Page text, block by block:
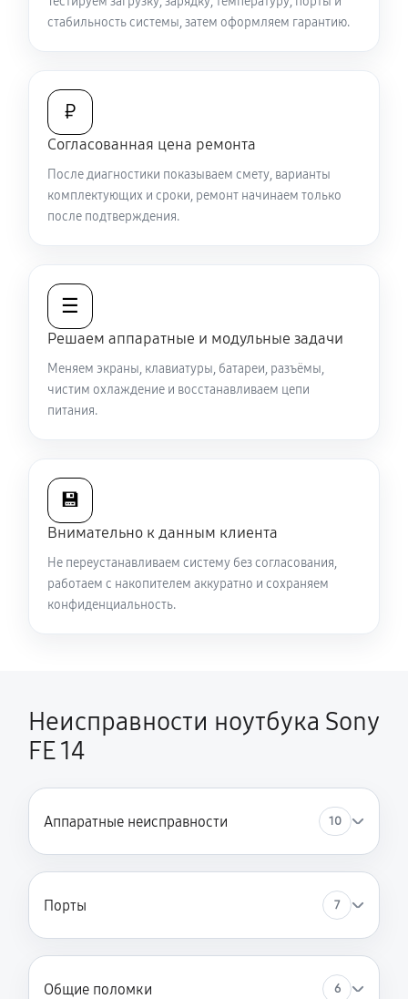
Замена видеочипа ноутбука Sony FE 14
Настройка BIOS ноутбука Sony FE 14
Замена разъема HDMI ноутбука Sony FE 14
540 руб 60 минут
Настройка ОС ноутбука Sony FE 14
1040 руб 60 минут
Замена шим-контроллера
стабильность системы, затем оформляем гарантию.
₽
Согласованная цена ремонта
После диагностики показываем смету, варианты
комплектующих и сроки, ремонт начинаем только
после подтверждения.
☰
Решаем аппаратные и модульные задачи
Меняем экраны, клавиатуры, батареи, разъёмы,
чистим охлаждение и восстанавливаем цепи
питания.
💾
Внимательно к данным клиента
Не переустанавливаем систему без согласования,
работаем с накопителем аккуратно и сохраняем
конфиденциальность.
Неисправности ноутбука Sony
FE 14
Аппаратные неисправности 10
Порты 7
Общие поломки 6